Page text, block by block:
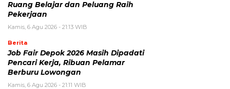
Ruang Belajar dan Peluang Raih
Pekerjaan
Kamis, 6 Agu 2026 - 21:13 WIB
Berita
Job Fair Depok 2026 Masih Dipadati
Pencari Kerja, Ribuan Pelamar
Berburu Lowongan
Kamis, 6 Agu 2026 - 21:11 WIB